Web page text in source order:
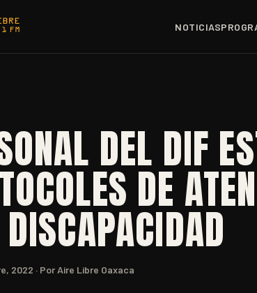
NOTICIAS
DEL DIF
DE
2022 · Por Aire Libre Oaxaca